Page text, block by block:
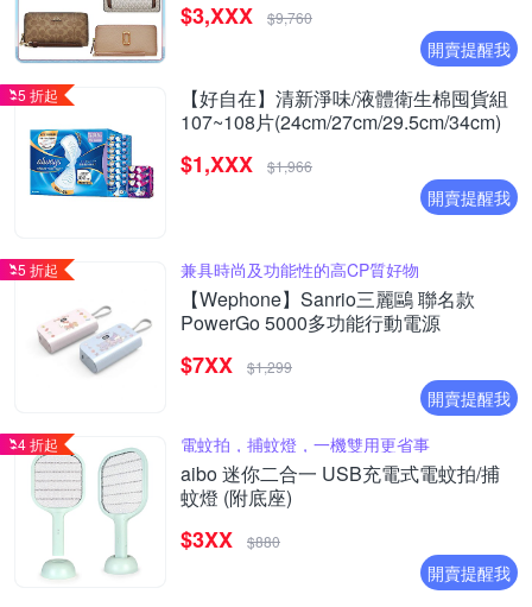
$3,XXX $9,760
開賣提醒我
5 折起
【好自在】清新淨味/液體衛生棉囤貨組
107~108片(24cm/27cm/29.5cm/34cm)
$1,XXX $1,966
開賣提醒我
5 折起 兼具時尚及功能性的高CP質好物
【Wephone】Sanrio三麗鷗 聯名款
PowerGo 5000多功能行動電源
$7XX $1,299
開賣提醒我
4 折起 電蚊拍，捕蚊燈，一機雙用更省事
aibo 迷你二合一 USB充電式電蚊拍/捕
蚊燈 (附底座)
$3XX $880
開賣提醒我